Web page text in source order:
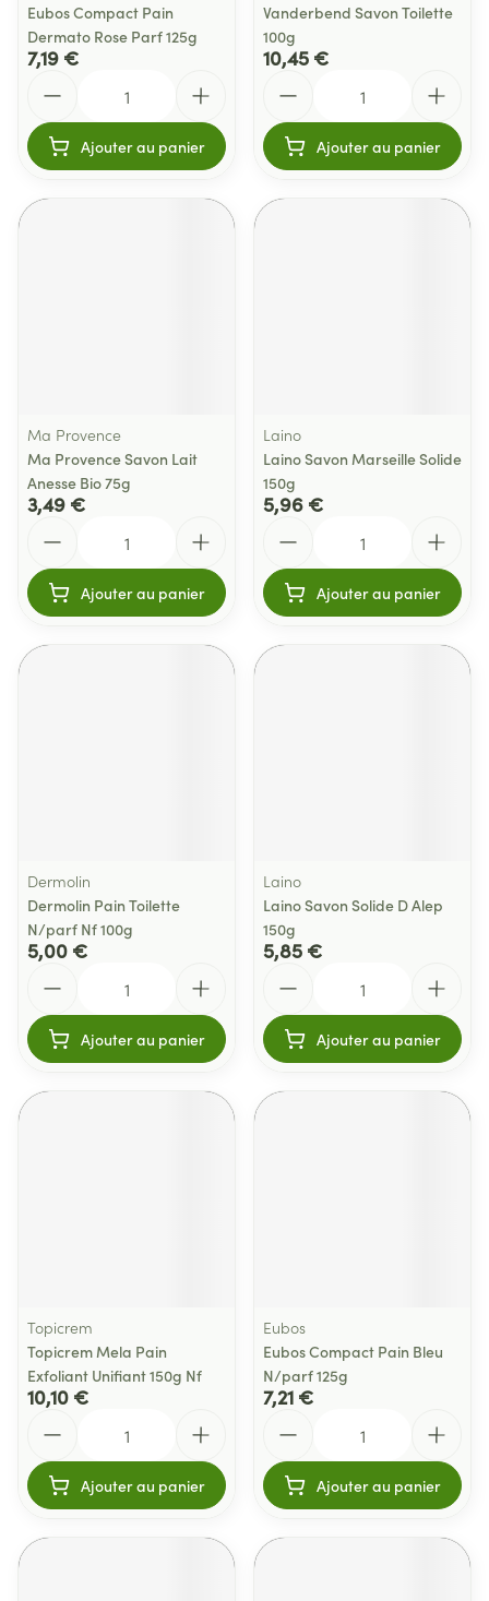
Eubos Compact Pain
Dermato Rose Parf 125g
7,19 €
Ajouter au panier
Vanderbend Savon Toilette
100g
10,45 €
Ajouter au panier
Ma Provence
Ma Provence Savon Lait
Anesse Bio 75g
3,49 €
Ajouter au panier
Laino
Laino Savon Marseille Solide
150g
5,96 €
Ajouter au panier
Dermolin
Dermolin Pain Toilette
N/parf Nf 100g
5,00 €
Ajouter au panier
Laino
Laino Savon Solide D Alep
150g
5,85 €
Ajouter au panier
Topicrem
Topicrem Mela Pain
Exfoliant Unifiant 150g Nf
10,10 €
Ajouter au panier
Eubos
Eubos Compact Pain Bleu
N/parf 125g
7,21 €
Ajouter au panier